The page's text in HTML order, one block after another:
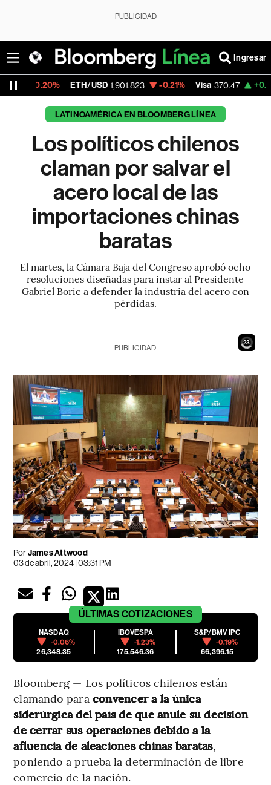
PUBLICIDAD
Ingresar
ETH/USD 1,901.823 -0.21% Visa 370.47 +0.52%
LATINOAMÉRICA EN BLOOMBERG LÍNEA
Los políticos chilenos
claman por salvar el
acero local de las
importaciones chinas
baratas
El martes, la Cámara Baja del Congreso aprobó ocho
resoluciones diseñadas para instar al Presidente
Gabriel Boric a defender la industria del acero con
pérdidas.
21
PUBLICIDAD
PorJames Attwood
03 de abril, 2024 | 03:31 PM
ÚLTIMAS COTIZACIONES
NASDAQ
-0.06%
26,348.35
IBOVESPA
-1.23%
175,546.36
S&P/BMV IPC
-0.19%
66,396.15
Bloomberg — Los políticos chilenos están
clamando para convencer a la única
siderúrgica del país de que anule su decisión
de cerrar sus operaciones debido a la
afluencia de aleaciones chinas baratas,
poniendo a prueba la determinación de libre
comercio de la nación.